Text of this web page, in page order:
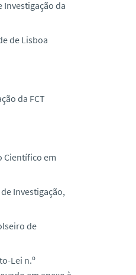
Investigação da
de Lisboa
da FCT
Científico em
Investigação,
de
Lei n.º